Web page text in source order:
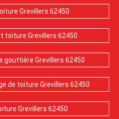
Grevillers 62450
toiture Grevillers 62450
gouttière Grevillers 62450
de toiture Grevillers 62450
Grevillers 62450